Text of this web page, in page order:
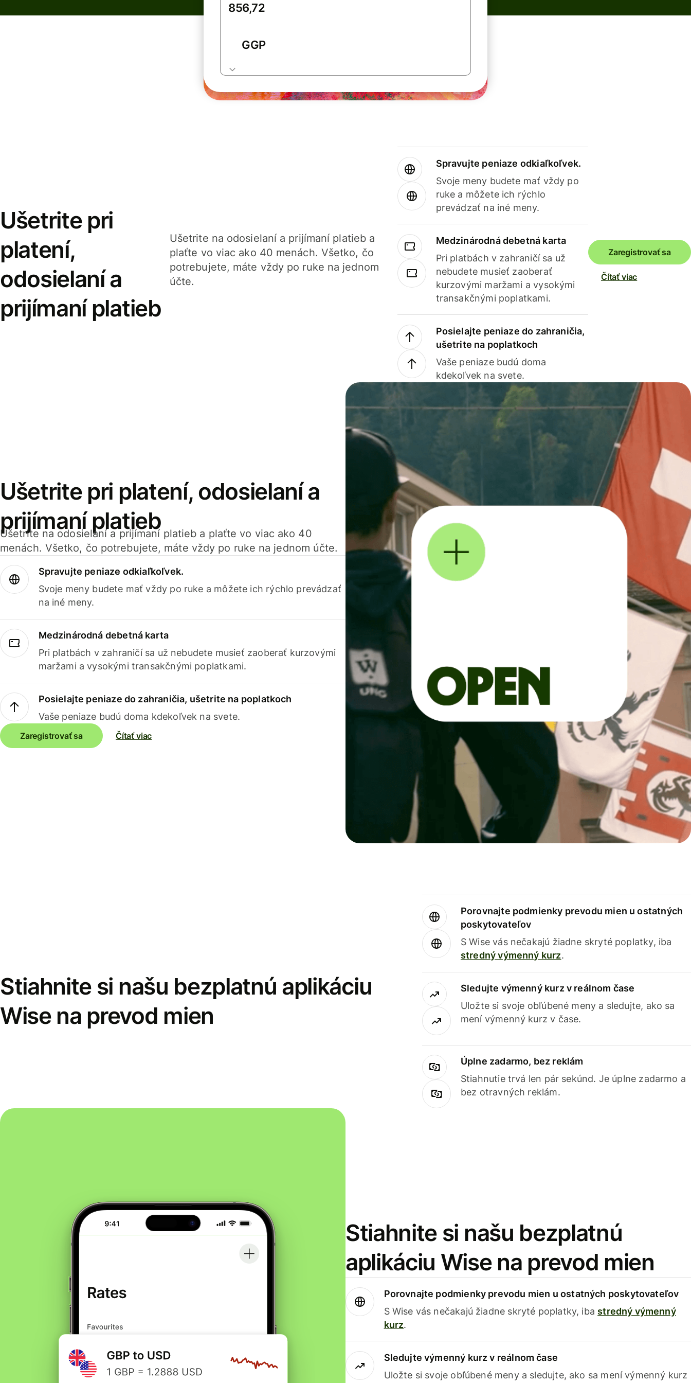
GGP
Ušetrite pri
platení,
odosielaní a
prijímaní platieb
Ušetrite na odosielaní a prijímaní platieb a
plaťte vo viac ako 40 menách. Všetko, čo
potrebujete, máte vždy po ruke na jednom
účte.
Spravujte peniaze odkiaľkoľvek.
Svoje meny budete mať vždy po
ruke a môžete ich rýchlo
prevádzať na iné meny.
Medzinárodná debetná karta
Pri platbách v zahraničí sa už
nebudete musieť zaoberať
kurzovými maržami a vysokými
transakčnými poplatkami.
Posielajte peniaze do zahraničia,
ušetrite na poplatkoch
Vaše peniaze budú doma
kdekoľvek na svete.
Zaregistrovať sa
Čítať viac
Ušetrite pri platení, odosielaní a
prijímaní platieb
Ušetrite na odosielaní a prijímaní platieb a plaťte vo viac ako 40
menách. Všetko, čo potrebujete, máte vždy po ruke na jednom účte.
Spravujte peniaze odkiaľkoľvek.
Svoje meny budete mať vždy po ruke a môžete ich rýchlo prevádzať
na iné meny.
Medzinárodná debetná karta
Pri platbách v zahraničí sa už nebudete musieť zaoberať kurzovými
maržami a vysokými transakčnými poplatkami.
Posielajte peniaze do zahraničia, ušetrite na poplatkoch
Vaše peniaze budú doma kdekoľvek na svete.
Zaregistrovať sa Čítať viac
Stiahnite si našu bezplatnú aplikáciu
Wise na prevod mien
Porovnajte podmienky prevodu mien u ostatných
poskytovateľov
S Wise vás nečakajú žiadne skryté poplatky, iba
stredný výmenný kurz.
Sledujte výmenný kurz v reálnom čase
Uložte si svoje obľúbené meny a sledujte, ako sa
mení výmenný kurz v čase.
Úplne zadarmo, bez reklám
Stiahnutie trvá len pár sekúnd. Je úplne zadarmo a
bez otravných reklám.
Stiahnite si našu bezplatnú
aplikáciu Wise na prevod mien
Porovnajte podmienky prevodu mien u ostatných poskytovateľov
S Wise vás nečakajú žiadne skryté poplatky, iba stredný výmenný
kurz.
Sledujte výmenný kurz v reálnom čase
Uložte si svoje obľúbené meny a sledujte, ako sa mení výmenný kurz